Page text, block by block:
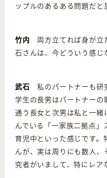
ップルのあるある問題だと
竹内 両方立てれば身が立
石さんは、今どういう感じ
武石 私のパートナーも研
学生の長男はパートナー
通う長女と次男は私と一
んでいる「一家族二拠点」
育児中といった感じです
んが、実は周りにも数人
究者がいまして、特にレア